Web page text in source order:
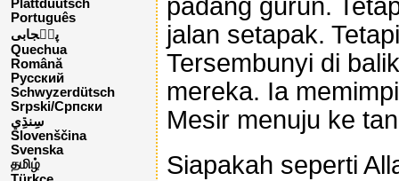
Plattdüütsch
Português
پن٘جابی
Quechua
Română
Русский
Schwyzerdütsch
Srpski/Српски
Slovenščina
Svenska
தமிழ்
padang gurun.
jalan setapak.
Tersembunyi di
mereka. Ia
Mesir menuju ke
Siapakah seperti